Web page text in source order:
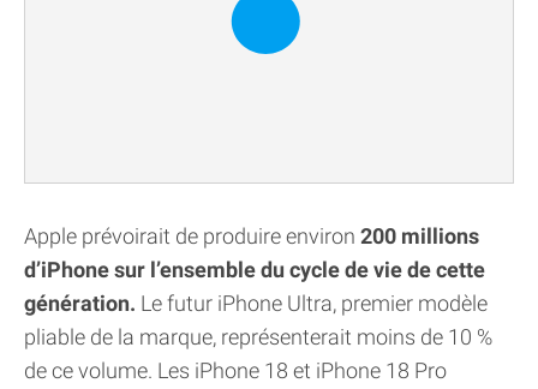
Apple prévoirait de produire environ 200 millions
d’iPhone sur l’ensemble du cycle de vie de cette
génération. Le futur iPhone Ultra, premier modèle
pliable de la marque, représenterait moins de 10 %
de ce volume. Les iPhone 18 et iPhone 18 Pro